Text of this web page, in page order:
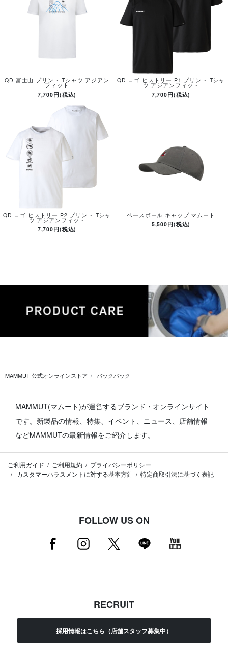
QD 富士山 プリント Tシャツ アジアン
フィット
7,700円(税込)
QD ロゴ ヒストリー P1 プリント Tシャ
ツ アジアンフィット
7,700円(税込)
QD ロゴ ヒストリー P2 プリント Tシャ
ツ アジアンフィット
7,700円(税込)
ベースボール キャップ マムート
5,500円(税込)
MAMMUT 公式オンラインストア バックパック
MAMMUT(マムート)が運営するブランド・オンラインサイト
です。 新製品の情報、特集、イベント、ニュース、店舗情報
などMAMMUTの最新情報をご紹介します。
ご利用ガイド ご利用規約
プライバシーポリシー
カスタマーハラスメントに対する基本方針
特定商取引法に基づく表記
FOLLOW US ON
RECRUIT
採用情報はこちら（店舗スタッフ募集中）